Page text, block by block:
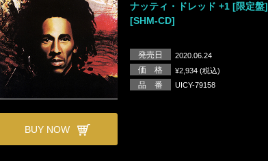
BUY NOW
ナッティ・ドレッド +1 [限定盤]
[SHM-CD]
発売日 2020.06.24
価 格 ¥2,934 (税込)
品 番 UICY-79158